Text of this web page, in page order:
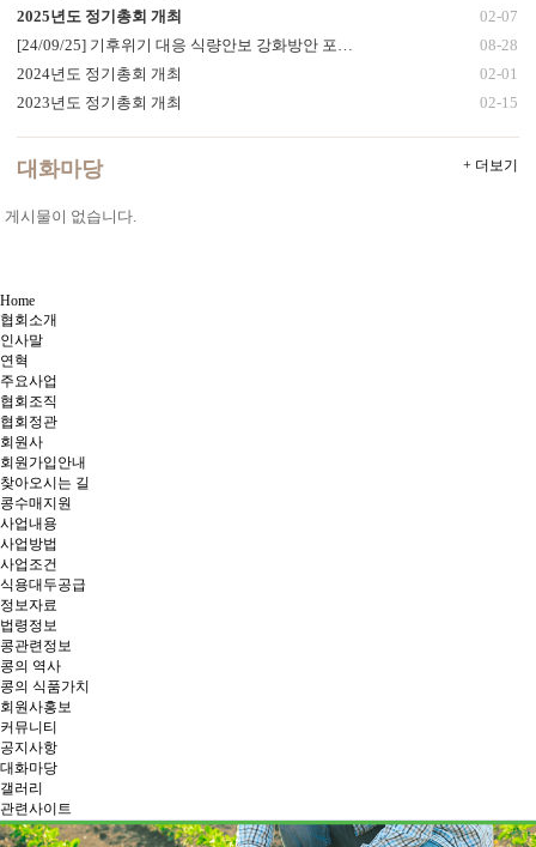
2025년도 정기총회 개최
02-07
[24/09/25] 기후위기 대응 식량안보 강화방안 포…
08-28
2024년도 정기총회 개최
02-01
2023년도 정기총회 개최
02-15
대화마당 + 더보기
게시물이 없습니다.
Home
협회소개
인사말
연혁
주요사업
협회조직
협회정관
회원사
회원가입안내
찾아오시는 길
콩수매지원
사업내용
사업방법
사업조건
식용대두공급
정보자료
법령정보
콩관련정보
콩의 역사
콩의 식품가치
회원사홍보
커뮤니티
공지사항
대화마당
갤러리
관련사이트